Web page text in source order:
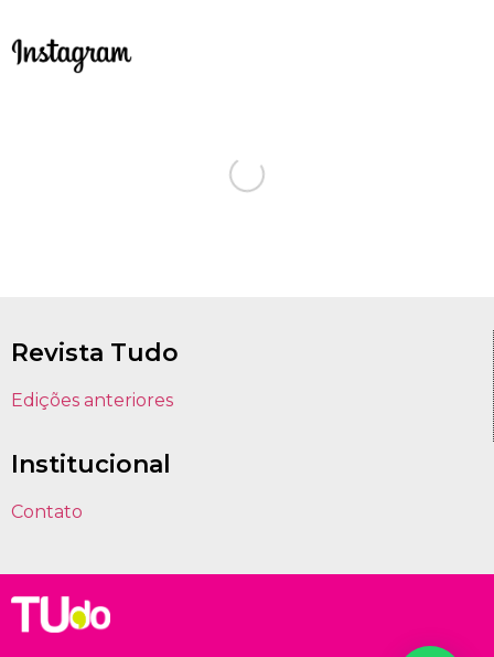
Revista Tudo
Edições anteriores
Institucional
Contato